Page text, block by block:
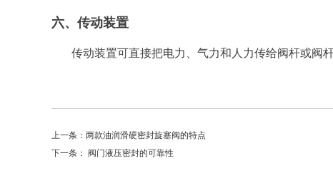
六、传动装置
传动装置可直接把电力、气力和人力传给阀杆或阀
上一条：两款油润滑硬密封旋塞阀的特点
下一条： 阀门液压密封的可靠性